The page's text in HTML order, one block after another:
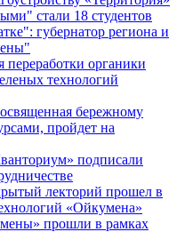
стали 18 студентов
губернатор региона и
переработки органики
технологий
бережному
пройдет на
подписали
лекторий прошел в
«Ойкумена»
прошли в рамках